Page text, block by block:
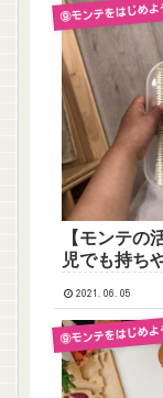
⑨モンテをはじめよ
【モンテの
児でも持ち
2021.06.05
⑨モンテをはじめよ